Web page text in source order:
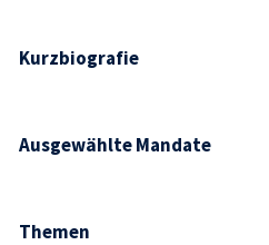
Kurzbiografie
Ausgewählte Mandate
Themen